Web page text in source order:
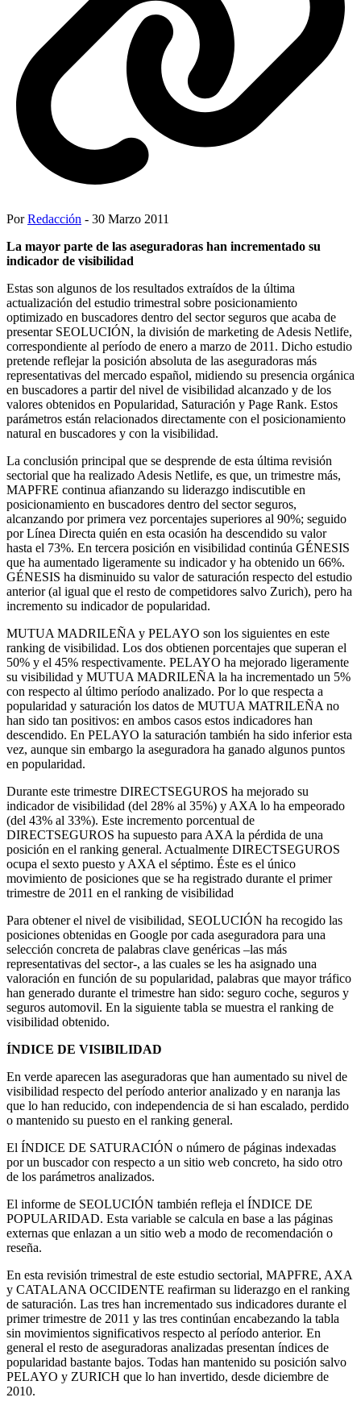
PorRedacción - 30 Marzo 2011
La mayor parte de las aseguradoras han incrementado su
indicador de visibilidad
Estas son algunos de los resultados extraídos de la última
actualización del estudio trimestral sobre posicionamiento
optimizado en buscadores dentro del sector seguros que acaba de
presentar SEOLUCIÓN, la división de marketing de Adesis Netlife,
correspondiente al período de enero a marzo de 2011. Dicho estudio
pretende reflejar la posición absoluta de las aseguradoras más
representativas del mercado español, midiendo su presencia orgánica
en buscadores a partir del nivel de visibilidad alcanzado y de los
valores obtenidos en Popularidad, Saturación y Page Rank. Estos
parámetros están relacionados directamente con el posicionamiento
natural en buscadores y con la visibilidad.
La conclusión principal que se desprende de esta última revisión
sectorial que ha realizado Adesis Netlife, es que, un trimestre más,
MAPFRE continua afianzando su liderazgo indiscutible en
posicionamiento en buscadores dentro del sector seguros,
alcanzando por primera vez porcentajes superiores al 90%; seguido
por Línea Directa quién en esta ocasión ha descendido su valor
hasta el 73%. En tercera posición en visibilidad continúa GÉNESIS
que ha aumentado ligeramente su indicador y ha obtenido un 66%.
GÉNESIS ha disminuido su valor de saturación respecto del estudio
anterior (al igual que el resto de competidores salvo Zurich), pero ha
incremento su indicador de popularidad.
MUTUA MADRILEÑA y PELAYO son los siguientes en este
ranking de visibilidad. Los dos obtienen porcentajes que superan el
50% y el 45% respectivamente. PELAYO ha mejorado ligeramente
su visibilidad y MUTUA MADRILEÑA la ha incrementado un 5%
con respecto al último período analizado. Por lo que respecta a
popularidad y saturación los datos de MUTUA MATRILEÑA no
han sido tan positivos: en ambos casos estos indicadores han
descendido. En PELAYO la saturación también ha sido inferior esta
vez, aunque sin embargo la aseguradora ha ganado algunos puntos
en popularidad.
Durante este trimestre DIRECTSEGUROS ha mejorado su
indicador de visibilidad (del 28% al 35%) y AXA lo ha empeorado
(del 43% al 33%). Este incremento porcentual de
DIRECTSEGUROS ha supuesto para AXA la pérdida de una
posición en el ranking general. Actualmente DIRECTSEGUROS
ocupa el sexto puesto y AXA el séptimo. Éste es el único
movimiento de posiciones que se ha registrado durante el primer
trimestre de 2011 en el ranking de visibilidad
Para obtener el nivel de visibilidad, SEOLUCIÓN ha recogido las
posiciones obtenidas en Google por cada aseguradora para una
selección concreta de palabras clave genéricas –las más
representativas del sector-, a las cuales se les ha asignado una
valoración en función de su popularidad, palabras que mayor tráfico
han generado durante el trimestre han sido: seguro coche, seguros y
seguros automovil. En la siguiente tabla se muestra el ranking de
visibilidad obtenido.
ÍNDICE DE VISIBILIDAD
En verde aparecen las aseguradoras que han aumentado su nivel de
visibilidad respecto del período anterior analizado y en naranja las
que lo han reducido, con independencia de si han escalado, perdido
o mantenido su puesto en el ranking general.
El ÍNDICE DE SATURACIÓN o número de páginas indexadas
por un buscador con respecto a un sitio web concreto, ha sido otro
de los parámetros analizados.
El informe de SEOLUCIÓN también refleja el ÍNDICE DE
POPULARIDAD. Esta variable se calcula en base a las páginas
externas que enlazan a un sitio web a modo de recomendación o
reseña.
En esta revisión trimestral de este estudio sectorial, MAPFRE, AXA
y CATALANA OCCIDENTE reafirman su liderazgo en el ranking
de saturación. Las tres han incrementado sus indicadores durante el
primer trimestre de 2011 y las tres continúan encabezando la tabla
sin movimientos significativos respecto al período anterior. En
general el resto de aseguradoras analizadas presentan índices de
popularidad bastante bajos. Todas han mantenido su posición salvo
PELAYO y ZURICH que lo han invertido, desde diciembre de
2010.